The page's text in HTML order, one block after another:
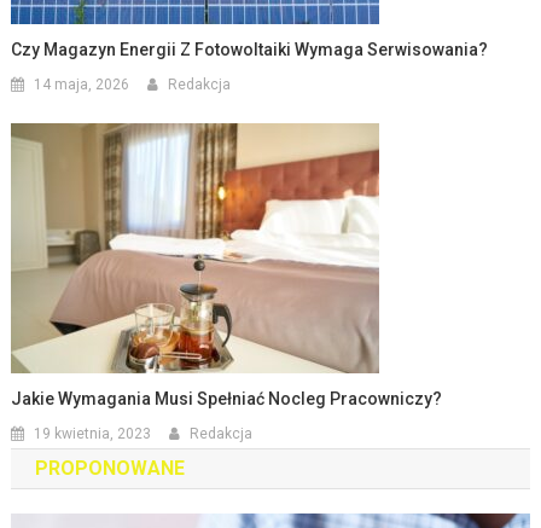
Czy Magazyn Energii Z Fotowoltaiki Wymaga Serwisowania?
14 maja, 2026 Redakcja
Jakie Wymagania Musi Spełniać Nocleg Pracowniczy?
19 kwietnia, 2023 Redakcja
PROPONOWANE